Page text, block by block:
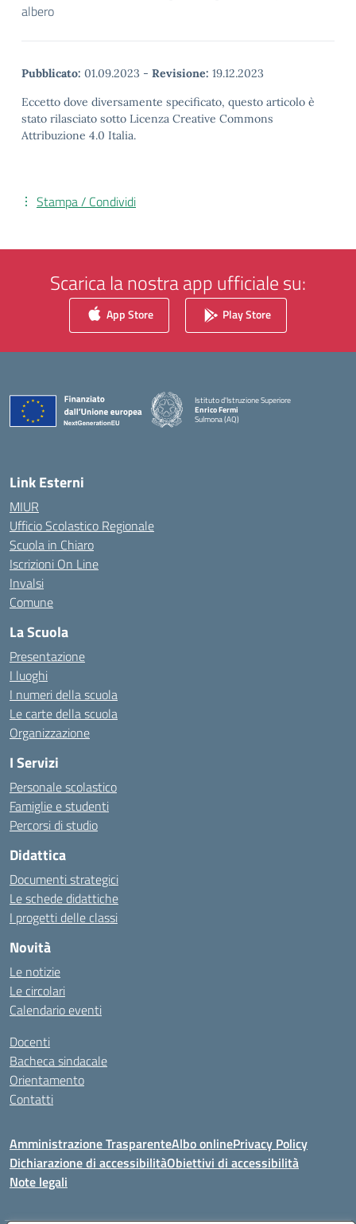
Pubblicato: 01.09.2023 - Revisione: 19.12.2023
Eccetto dove diversamente specificato, questo articolo è
stato rilasciato sotto Licenza Creative Commons
Attribuzione 4.0 Italia.
Stampa / Condividi
Scarica la nostra app ufficiale su:
App Store Play Store
Istituto d'Istruzione Superiore
Enrico Fermi
Sulmona (AQ)
— Visita la pagina iniziale della scuola
Link Esterni
MIUR
Ufficio Scolastico Regionale
Scuola in Chiaro
Iscrizioni On Line
Invalsi
Comune
La Scuola
Presentazione
I luoghi
I numeri della scuola
Le carte della scuola
Organizzazione
I Servizi
Personale scolastico
Famiglie e studenti
Percorsi di studio
Didattica
Documenti strategici
Le schede didattiche
I progetti delle classi
Novità
Le notizie
Le circolari
Calendario eventi
Docenti
Bacheca sindacale
Orientamento
Contatti
Amministrazione TrasparenteAlbo onlinePrivacy Policy
Dichiarazione di accessibilitàObiettivi di accessibilità
Note legali